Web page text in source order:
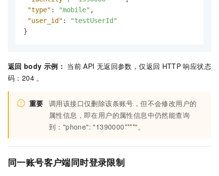
"type" : "mobile" ,
"user_id" :
"testUserId"
}
返回 body 示例： 当前 API 无返回参数，仅返回 HTTP 响应状态
码：204 。
重要 调用该接口仅删除该条账号，但不会修改用户的
属性信息，即在用户的属性信息中仍然能查询
到："phone": "1390000****"。
同一账号客户端同时登录限制